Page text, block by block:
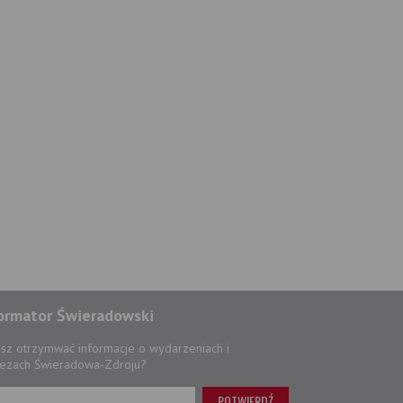
Świeradowski
otrzymwać informacje o wydarzeniach i
Świeradowa-Zdroju?